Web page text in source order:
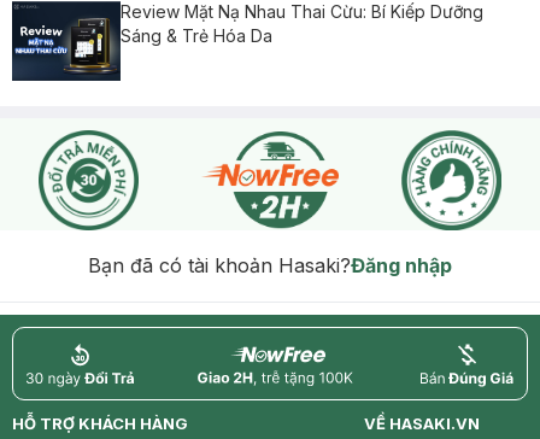
Review Mặt Nạ Nhau Thai Cừu: Bí Kiếp Dưỡng
Sáng & Trẻ Hóa Da
Bạn đã có tài khoản Hasaki?Đăng nhập
return nowfree price
HỖ TRỢ KHÁCH HÀNG
VỀ HASAKI.VN